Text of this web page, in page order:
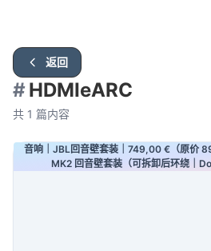
返回
#HDMIeARC
共 1 篇内容
音响｜JBL回音壁套装｜749,00 €（原价
MK2 回音壁套装（可拆卸后环绕｜